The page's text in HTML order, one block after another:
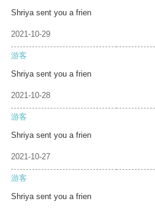
Shriya sent you a frien
2021-10-29
游客
Shriya sent you a frien
2021-10-28
游客
Shriya sent you a frien
2021-10-27
游客
Shriya sent you a frien